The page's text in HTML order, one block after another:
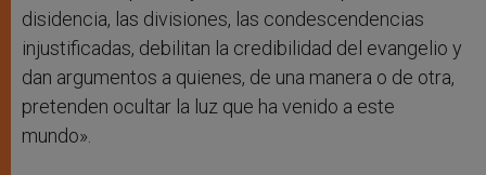
disidencia, las divisiones, las condescendencias
injustificadas, debilitan la credibilidad del evangelio y
dan argumentos a quienes, de una manera o de otra,
pretenden ocultar la luz que ha venido a este
mundo».